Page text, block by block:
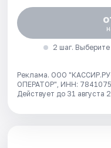
2 шаг.
Реклама. ООО
ОПЕРАТОР", ИНН:
Действует до 31 августа